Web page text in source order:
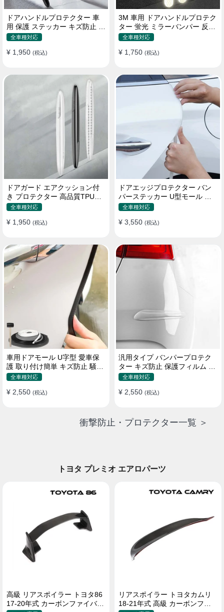
ドアハンドルプロテクター 車
用 保護 ステッカー キズ防止 高
品質TPU製 4枚セット
全車種対応
¥ 1,950 (税込)
3M 車用 ドアハンドルプロテク
ター 蛍光 ミラーバンパー 反射
ステッカー 保護フィルム
全車種対応
¥ 1,750 (税込)
ドアガード エアクッション付
き プロテクター 高品質TPU製
キズ防止 取り付け簡単
全車種対応
¥ 1,950 (税込)
ドアエッジプロテクター バン
パーステッカー U型モール キ
ズ防止 取り付け簡単 騒音低減
全車種対応
¥ 3,550 (税込)
車用ドアモール U字型 愛車保
護 取り付け簡単 キズ防止 騒音
低減 5m バンパーストリップ
全車種対応
¥ 2,550 (税込)
汎用タイプ バンパープロテク
ター キズ防止 保護フィルム 取
り付け簡単 フィット感抜群
全車種対応
¥ 2,550 (税込)
衝撃防止・プロテクター一覧 ＞
トヨタ プレミオ エアロパーツ
高級 リアスポイラー トヨタ86
17-20年式 カーボンファイバー
リアスポイラー トヨタカムリ
18-21年式 高級 カーボンファ